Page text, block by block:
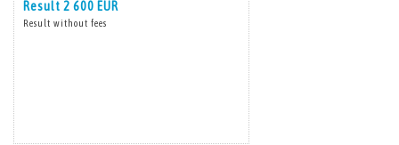
Result 2 600 EUR
Result without fees